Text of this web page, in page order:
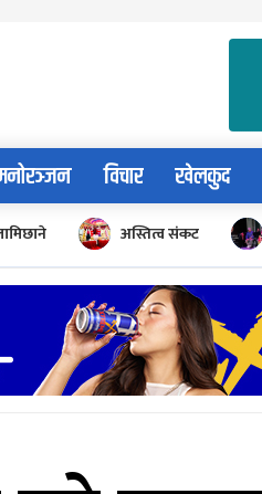
विचार खेलकुद
अस्तित्व संकट